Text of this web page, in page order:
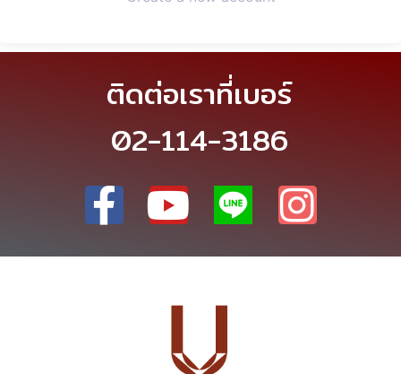
ติดต่อเราที่เบอร์
02-114-3186